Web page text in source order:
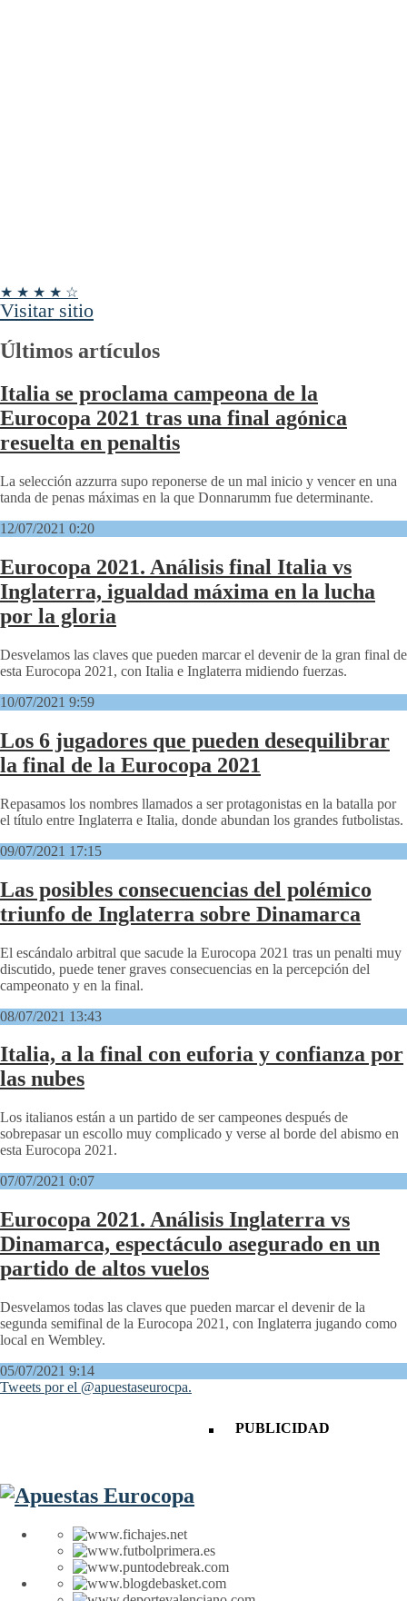
★ ★ ★ ★ ☆
Visitar sitio
Últimos artículos
Italia se proclama campeona de la
Eurocopa 2021 tras una final agónica
resuelta en penaltis
La selección azzurra supo reponerse de un mal inicio y vencer en una
tanda de penas máximas en la que Donnarumm fue determinante.
12/07/2021 0:20
Eurocopa 2021. Análisis final Italia vs
Inglaterra, igualdad máxima en la lucha
por la gloria
Desvelamos las claves que pueden marcar el devenir de la gran final de
esta Eurocopa 2021, con Italia e Inglaterra midiendo fuerzas.
10/07/2021 9:59
Los 6 jugadores que pueden desequilibrar
la final de la Eurocopa 2021
Repasamos los nombres llamados a ser protagonistas en la batalla por
el título entre Inglaterra e Italia, donde abundan los grandes futbolistas.
09/07/2021 17:15
Las posibles consecuencias del polémico
triunfo de Inglaterra sobre Dinamarca
El escándalo arbitral que sacude la Eurocopa 2021 tras un penalti muy
discutido, puede tener graves consecuencias en la percepción del
campeonato y en la final.
08/07/2021 13:43
Italia, a la final con euforia y confianza por
las nubes
Los italianos están a un partido de ser campeones después de
sobrepasar un escollo muy complicado y verse al borde del abismo en
esta Eurocopa 2021.
07/07/2021 0:07
Eurocopa 2021. Análisis Inglaterra vs
Dinamarca, espectáculo asegurado en un
partido de altos vuelos
Desvelamos todas las claves que pueden marcar el devenir de la
segunda semifinal de la Eurocopa 2021, con Inglaterra jugando como
local en Wembley.
05/07/2021 9:14
Tweets por el @apuestaseurocpa.
PUBLICIDAD